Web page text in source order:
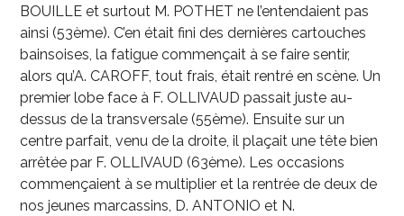
BOUILLE et surtout M. POTHET ne l’entendaient pas
ainsi (53ème). C’en était fini des dernières cartouches
bainsoises, la fatigue commençait à se faire sentir,
alors qu’A. CAROFF, tout frais, était rentré en scène. Un
premier lobe face à F. OLLIVAUD passait juste au-
dessus de la transversale (55ème). Ensuite sur un
centre parfait, venu de la droite, il plaçait une tête bien
arrêtée par F. OLLIVAUD (63ème). Les occasions
commençaient à se multiplier et la rentrée de deux de
nos jeunes marcassins, D. ANTONIO et N.